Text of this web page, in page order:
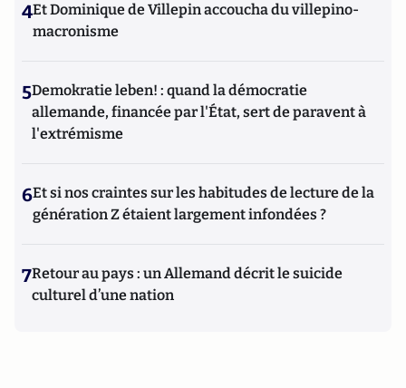
4Et Dominique de Villepin accoucha du villepino-
macronisme
5Demokratie leben! : quand la démocratie
allemande, financée par l'État, sert de paravent à
l'extrémisme
6Et si nos craintes sur les habitudes de lecture de la
génération Z étaient largement infondées ?
7Retour au pays : un Allemand décrit le suicide
culturel d’une nation